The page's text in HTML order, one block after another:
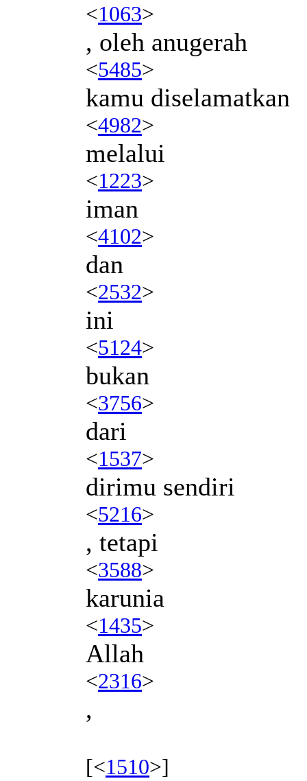
<1063>
, oleh anugerah
<5485>
kamu diselamatkan
<4982>
melalui
<1223>
iman
<4102>
dan
<2532>
ini
<5124>
bukan
<3756>
dari
<1537>
dirimu sendiri
<5216>
, tetapi
<3588>
karunia
<1435>
Allah
<2316>
,
[<1510>]